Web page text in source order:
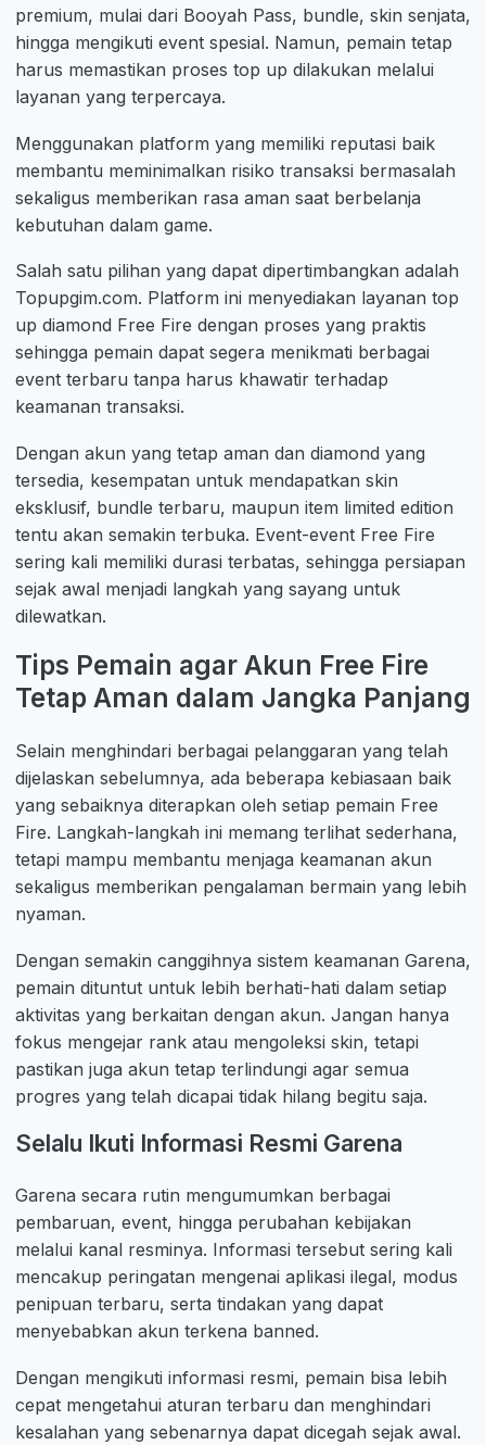
premium, mulai dari Booyah Pass, bundle, skin senjata,
hingga mengikuti event spesial. Namun, pemain tetap
harus memastikan proses top up dilakukan melalui
layanan yang terpercaya.
Menggunakan platform yang memiliki reputasi baik
membantu meminimalkan risiko transaksi bermasalah
sekaligus memberikan rasa aman saat berbelanja
kebutuhan dalam game.
Salah satu pilihan yang dapat dipertimbangkan adalah
Topupgim.com. Platform ini menyediakan layanan top
up diamond Free Fire dengan proses yang praktis
sehingga pemain dapat segera menikmati berbagai
event terbaru tanpa harus khawatir terhadap
keamanan transaksi.
Dengan akun yang tetap aman dan diamond yang
tersedia, kesempatan untuk mendapatkan skin
eksklusif, bundle terbaru, maupun item limited edition
tentu akan semakin terbuka. Event-event Free Fire
sering kali memiliki durasi terbatas, sehingga persiapan
sejak awal menjadi langkah yang sayang untuk
dilewatkan.
Tips Pemain agar Akun Free Fire
Tetap Aman dalam Jangka Panjang
Selain menghindari berbagai pelanggaran yang telah
dijelaskan sebelumnya, ada beberapa kebiasaan baik
yang sebaiknya diterapkan oleh setiap pemain Free
Fire. Langkah-langkah ini memang terlihat sederhana,
tetapi mampu membantu menjaga keamanan akun
sekaligus memberikan pengalaman bermain yang lebih
nyaman.
Dengan semakin canggihnya sistem keamanan Garena,
pemain dituntut untuk lebih berhati-hati dalam setiap
aktivitas yang berkaitan dengan akun. Jangan hanya
fokus mengejar rank atau mengoleksi skin, tetapi
pastikan juga akun tetap terlindungi agar semua
progres yang telah dicapai tidak hilang begitu saja.
Selalu Ikuti Informasi Resmi Garena
Garena secara rutin mengumumkan berbagai
pembaruan, event, hingga perubahan kebijakan
melalui kanal resminya. Informasi tersebut sering kali
mencakup peringatan mengenai aplikasi ilegal, modus
penipuan terbaru, serta tindakan yang dapat
menyebabkan akun terkena banned.
Dengan mengikuti informasi resmi, pemain bisa lebih
cepat mengetahui aturan terbaru dan menghindari
kesalahan yang sebenarnya dapat dicegah sejak awal.